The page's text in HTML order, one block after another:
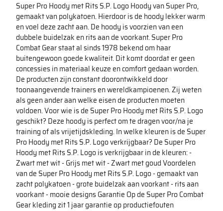
Super Pro Hoody met Rits S.P. Logo Hoody van Super Pro,
gemaakt van polykatoen. Hierdoor is de hoody lekker warm
en voel deze zacht aan. De hoody is voorzien van een
dubbele buidelzak en rits aan de voorkant. Super Pro
Combat Gear staat al sinds 1978 bekend om haar
buitengewoon goede kwaliteit. Dit komt doordat er geen
concessies in materiaal keuze en comfort gedaan worden.
De producten zijn constant doorontwikkeld door
toonaangevende trainers en wereldkampioenen. Zij weten
als geen ander aan welke eisen de producten moeten
voldoen. Voor wie is de Super Pro Hoody met Rits S.P. Logo
geschikt? Deze hoody is perfect om te dragen voor/na je
training of als vrijetijdskleding. In welke kleuren is de Super
Pro Hoody met Rits S.P. Logo verkrijgbaar? De Super Pro
Hoody met Rits S.P. Logo is verkrijgbaar in de kleuren: -
Zwart met wit - Grijs met wit - Zwart met goud Voordelen
van de Super Pro Hoody met Rits S.P. Logo - gemaakt van
zacht polykatoen - grote buidelzak aan voorkant - rits aan
voorkant - mooie designs Garantie Op de Super Pro Combat
Gear kleding zit 1 jaar garantie op productiefouten